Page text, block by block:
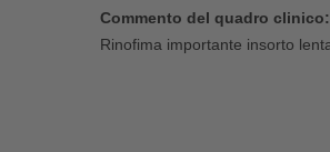
Commento del quadro clinico:
Rinofima importante insorto